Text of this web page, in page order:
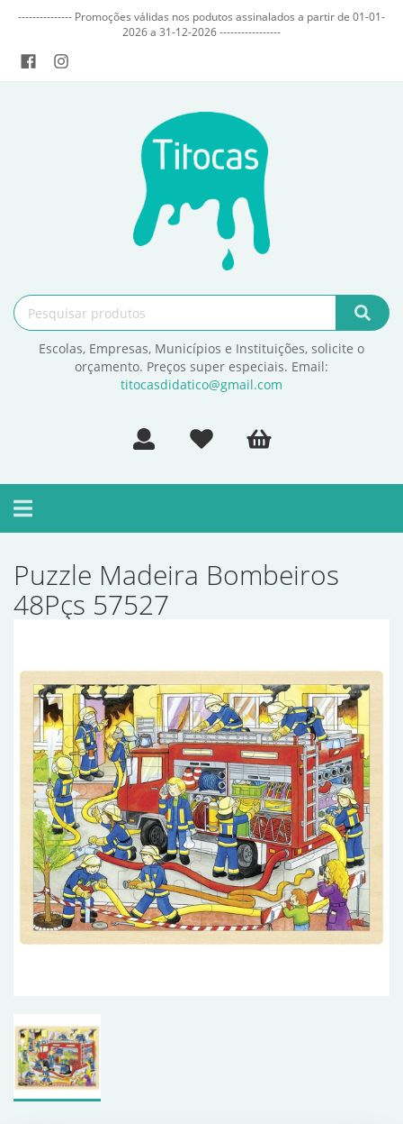
--------------- Promoções válidas nos podutos assinalados a partir de 01-01-
2026 a 31-12-2026 -----------------
Escolas, Empresas, Municípios e Instituições, solicite o
orçamento. Preços super especiais. Email:
titocasdidatico@gmail.com
Toggle
navigation
Puzzle Madeira Bombeiros
48Pçs 57527